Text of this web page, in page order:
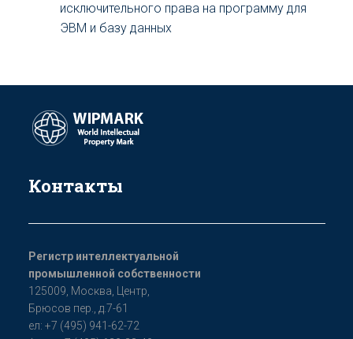
исключительного права на программу для
ЭВМ и базу данных
Контакты
Регистр интеллектуальной
промышленной собственности
125009, Мoсква, Цeнтр,
Бpюсoв пер., д.7-61
ел: +7 (495) 941-62-72